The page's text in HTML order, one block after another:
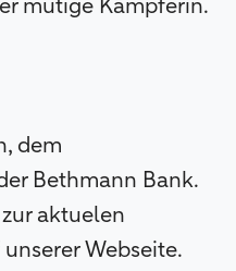
mutige Kämpferin.
dem
Bethmann Bank.
aktuelen
Webseite.